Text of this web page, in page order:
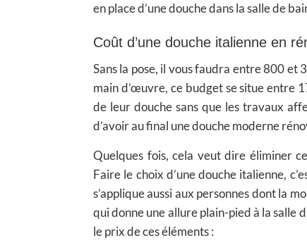
en place d’une douche dans la salle de
Coût d’une douche italienne en
Sans la pose, il vous faudra entre 800 et
main d’œuvre, ce budget se situe entre
de leur douche sans que les travaux
d’avoir au final une douche moderne
Quelques fois, cela veut dire éliminer
Faire le choix d’une douche italienne,
s’applique aussi aux personnes dont la
qui donne une allure plain-pied à la salle
le prix de ces éléments :